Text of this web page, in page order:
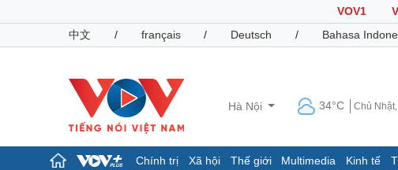
VOV1
中文
/ français / Deutsch / Bahasa
Hà Nội 34°C Chủ
Chính trị Xã hội Thế giới Multimedia Kinh tế